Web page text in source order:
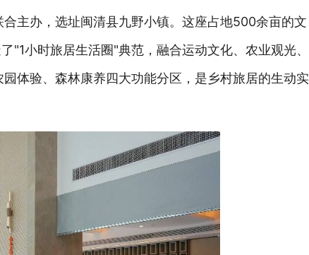
主办，选址闽清县九野小镇。这座占地500余亩的文
小时旅居生活圈"典范，融合运动文化、农业观光、
体验、森林康养四大功能分区，是乡村旅居的生动实